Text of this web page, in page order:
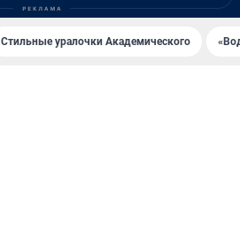
Стильные уралочки Академического